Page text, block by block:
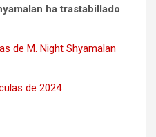
ha trastabillado
de M. Night Shyamalan
de 2024